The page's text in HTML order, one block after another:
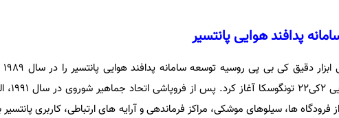
پدافند هوایی پانتسیر
فرودگاه ها، سیلوهای موشکی، مراکز فرماندهی و آرایه های ارتباطی، کاربری